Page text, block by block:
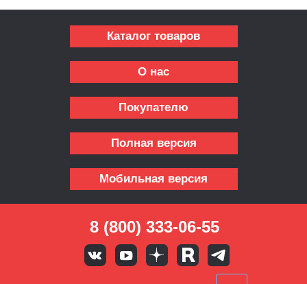
Каталог товаров
О нас
Покупателю
Полная версия
Мобильная версия
8 (800) 333-06-55